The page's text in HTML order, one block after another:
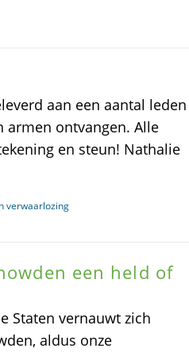
aan een aantal leden
armen ontvangen. Alle
en steun! Nathalie
verwaarlozing
een held of
Staten vernauwt zich
aldus onze